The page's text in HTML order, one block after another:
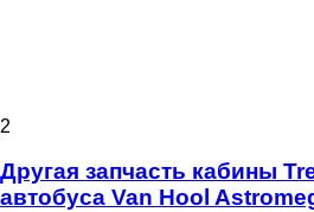
2
Другая запчасть кабины
автобуса Van Hool